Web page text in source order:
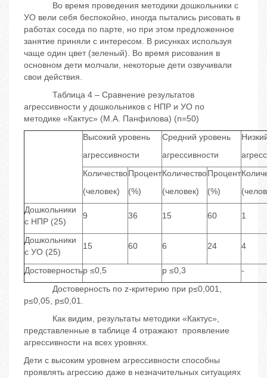
Во время проведения методики дошкольники с
УО вели себя беспокойно, иногда пытались рисовать в
работах соседа по парте, но при этом предложенное
занятие приняли с интересом. В рисунках используя
чаще один цвет (зеленый). Во время рисования в
основном дети молчали, некоторые дети озвучивали
свои действия.
Таблица 4 – Сравнение результатов
агрессивности у дошкольников с НПР и УО по
методике «Кактус» (М.А. Панфилова) (n=50)
Высокий уровень
агрессивности
Средний уровень
агрессивности
Количество
(человек)
Процент
(%)
Количество
(человек)
Процент
(%)
Дошкольники
с НПР (25)
9 36 15 60 1
Дошкольники
с УО (25)
15 60 6 24 4
Достоверностьp ≤0,5 p ≤0,3
-
Достоверность по z-критерию при p≤0,001,
p≤0,05, p≤0,01.
Как видим, результаты методики «Кактус»,
представленные в таблице 4 отражают проявление
агрессивности на всех уровнях.
Дети с высоким уровнем агрессивности способны
проявлять агрессию даже в незначительных ситуациях